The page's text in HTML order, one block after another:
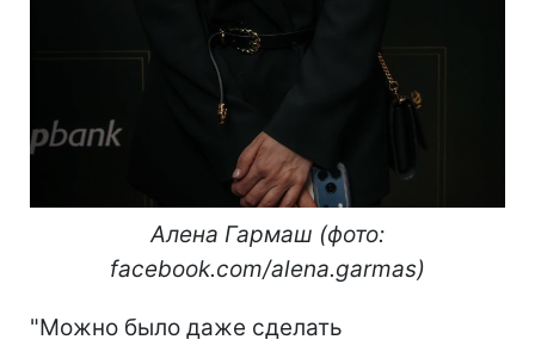
Алена Гармаш (фото:
facebook.com/alena.garmas)
"Можно было даже сделать